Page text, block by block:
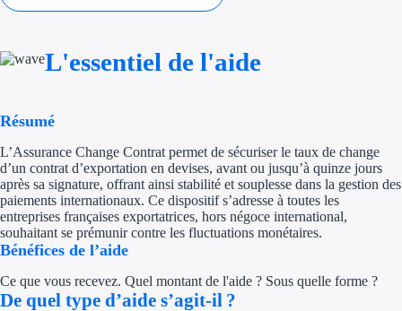
Subventions
Concours
Réduction des
L'essentiel de l'aide
Résumé
L’Assurance Change Contrat permet de sécuriser le taux de change
d’un contrat d’exportation en devises, avant ou jusqu’à quinze jours
après sa signature, offrant ainsi stabilité et souplesse dans la gestion des
paiements internationaux. Ce dispositif s’adresse à toutes les
entreprises françaises exportatrices, hors négoce international,
souhaitant se prémunir contre les fluctuations monétaires.
Bénéfices de l’aide
Ce que vous recevez. Quel montant de l'aide ? Sous quelle forme ?
De quel type d’aide s’agit-il ?